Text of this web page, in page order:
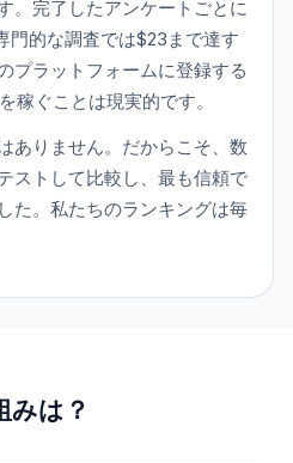
。完了したアンケートごとに
門的な調査では$23まで達す
プラットフォームに登録する
稼ぐことは現実的です。
ありません。だからこそ、数
ストして比較し、最も信頼で
た。私たちのランキングは毎
みは？